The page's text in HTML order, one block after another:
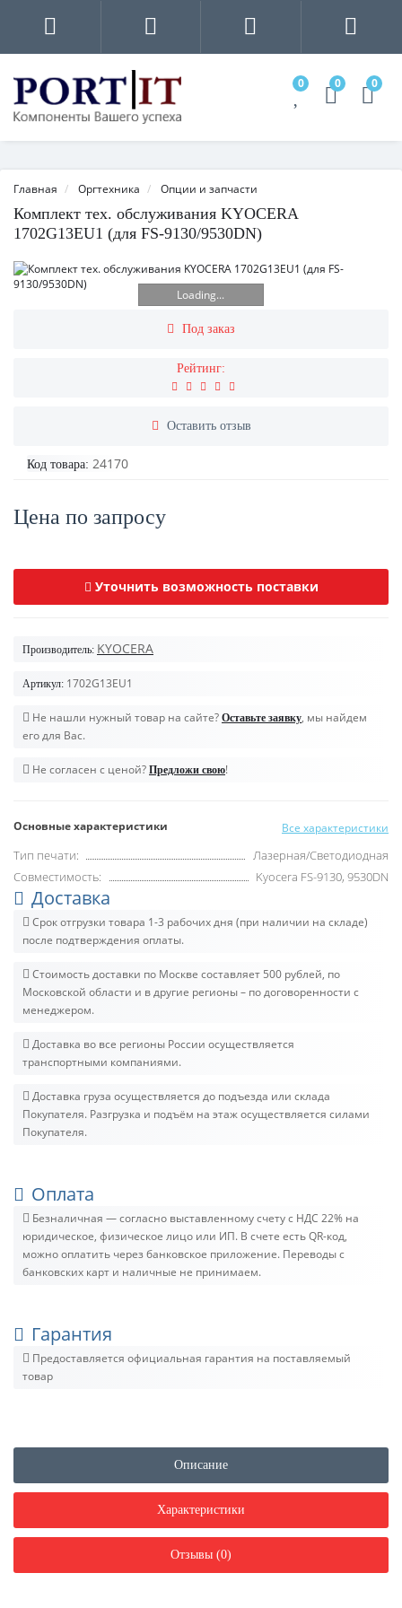
0 0 0
Главная Оргтехника Опции и запчасти
Комплект тех. обслуживания KYOCERA
1702G13EU1 (для FS-9130/9530DN)
Loading...
Под заказ
Рейтинг:
Оставить отзыв
Код товара: 24170
Цена по запросу
Уточнить возможность поставки
Производитель: KYOCERA
Артикул: 1702G13EU1
Не нашли нужный товар на сайте? Оставьте заявку, мы найдем
его для Вас.
Не согласен с ценой? Предложи свою!
Основные характеристики Все характеристики
Тип печати:
Лазерная/Светодиодная
Совместимость:
Kyocera FS-9130, 9530DN
Доставка
Срок отгрузки товара 1-3 рабочих дня (при наличии на складе)
после подтверждения оплаты.
Стоимость доставки по Москве составляет 500 рублей, по
Московской области и в другие регионы – по договоренности с
менеджером.
Доставка во все регионы России осуществляется
транспортными компаниями.
Доставка груза осуществляется до подъезда или склада
Покупателя. Разгрузка и подъём на этаж осуществляется силами
Покупателя.
Оплата
Безналичная — согласно выставленному счету c НДС 22% на
юридическое, физическое лицо или ИП. В счете есть QR-код,
можно оплатить через банковское приложение. Переводы с
банковских карт и наличные не принимаем.
Гарантия
Предоставляется официальная гарантия на поставляемый
товар
Описание
Характеристики
Отзывы (0)